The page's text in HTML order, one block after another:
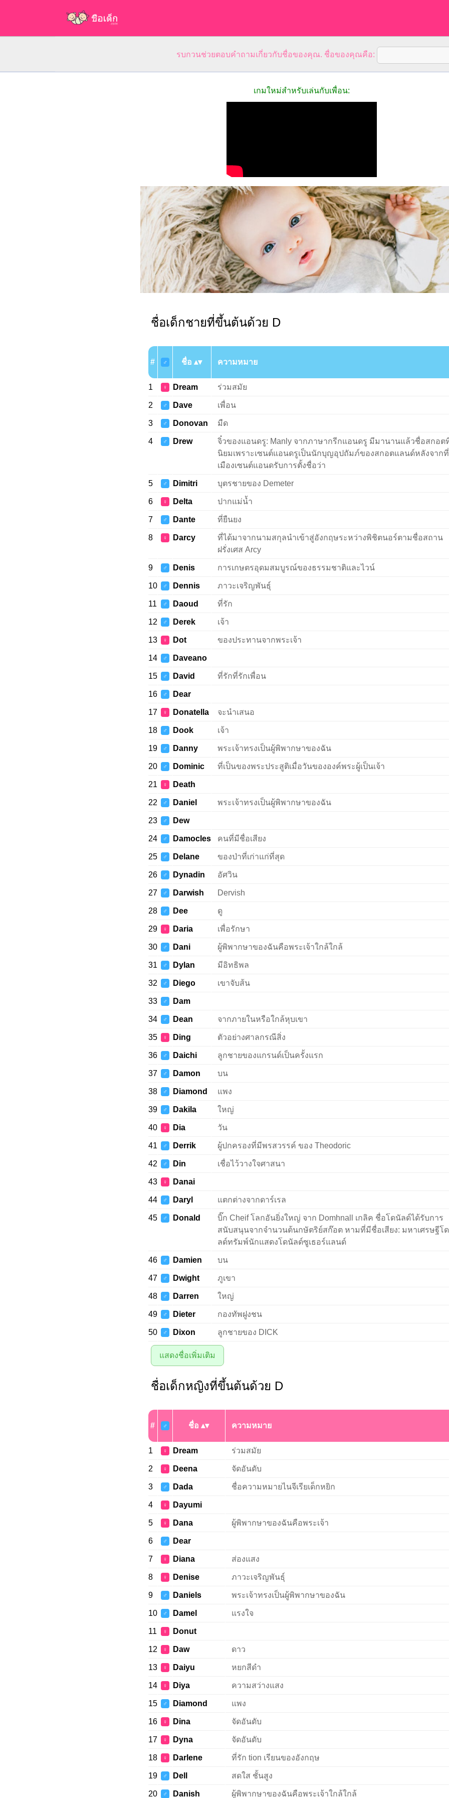
รบกวนช่วยตอบคำถามเกี่ยวกับชื่อของคุณ. ชื่อของคุณคือ:
เกมใหม่สำหรับเล่นกับเพื่อน:
ชื่อเด็กชายที่ขึ้นต้นด้วย D
# ♂ ชื่อ ความหมาย
1 ♀ Dream ร่วมสมัย
2 ♂ Dave เพื่อน
3 ♂ Donovan มืด
4 ♂ Drew
จิ๋วของแอนดรู: Manly จากภาษากรีกแอนดรู มีมานานแล้วชื่อสกอต
นิยมเพราะเซนต์แอนดรูเป็นนักบุญอุปถัมภ์ของสกอตแลนด์หลังจากที่
เมืองเซนต์แอนดรับการตั้งชื่อว่า
5 ♂ Dimitri บุตรชายของ Demeter
6 ♀ Delta ปากแม่น้ำ
7 ♂ Dante ที่ยืนยง
8 ♀ Darcy
ที่ได้มาจากนามสกุลนำเข้าสู่อังกฤษระหว่างพิชิตนอร์ตามชื่อสถาน
ฝรั่งเศส Arcy
9 ♂ Denis การเกษตรอุดมสมบูรณ์ของธรรมชาติและไวน์
10 ♂ Dennis ภาวะเจริญพันธุ์
11 ♂ Daoud ที่รัก
12 ♂ Derek เจ้า
13 ♀ Dot ของประทานจากพระเจ้า
14 ♂ Daveano
15 ♂ David ที่รักที่รักเพื่อน
16 ♂ Dear
17 ♀ Donatella จะนำเสนอ
18 ♂ Dook เจ้า
19 ♂ Danny พระเจ้าทรงเป็นผู้พิพากษาของฉัน
20 ♂ Dominic ที่เป็นของพระประสูติเมื่อวันขององค์พระผู้เป็นเจ้า
21 ♀ Death
22 ♂ Daniel พระเจ้าทรงเป็นผู้พิพากษาของฉัน
23 ♂ Dew
24 ♂ Damocles คนที่มีชื่อเสียง
25 ♂ Delane ของป่าที่เก่าแก่ที่สุด
26 ♂ Dynadin อัศวิน
27 ♂ Darwish Dervish
28 ♂ Dee ดู
29 ♀ Daria เพื่อรักษา
30 ♂ Dani ผู้พิพากษาของฉันคือพระเจ้าใกล้ใกล้
31 ♂ Dylan มีอิทธิพล
32 ♂ Diego เขาจับส้น
33 ♂ Dam
34 ♂ Dean จากภายในหรือใกล้หุบเขา
35 ♀ Ding ตัวอย่างศาลกรณีสิ่ง
36 ♂ Daichi ลูกชายของแกรนด์เป็นครั้งแรก
37 ♂ Damon บน
38 ♂ Diamond แพง
39 ♂ Dakila ใหญ่
40 ♀ Dia วัน
41 ♂ Derrik ผู้ปกครองที่มีพรสวรรค์ ของ Theodoric
42 ♂ Din เชื่อไว้วางใจศาสนา
43 ♀ Danai
44 ♂ Daryl แตกต่างจากดาร์เรล
45 ♂ Donald
บิ๊ก Cheif โลกอันยิ่งใหญ่ จาก Domhnall เกลิค ชื่อโดนัลด์ได้รับการ
สนับสนุนจากจำนวนต้นกษัตริย์สก๊อต หามที่มีชื่อเสียง: มหาเศรษฐีโ
ลด์ทรัมพ์นักแสดงโดนัลด์ซูเธอร์แลนด์
46 ♂ Damien บน
47 ♂ Dwight ภูเขา
48 ♂ Darren ใหญ่
49 ♂ Dieter กองทัพฝูงชน
50 ♂ Dixon ลูกชายของ DICK
แสดงชื่อเพิ่มเติม
ชื่อเด็กหญิงที่ขึ้นต้นด้วย D
# ♂ ชื่อ ความหมาย
1 ♀ Dream ร่วมสมัย
2 ♀ Deena จัดอันดับ
3 ♂ Dada ชื่อความหมายไนจีเรียเด็กหยิก
4 ♀ Dayumi
5 ♀ Dana ผู้พิพากษาของฉันคือพระเจ้า
6 ♂ Dear
7 ♀ Diana ส่องแสง
8 ♀ Denise ภาวะเจริญพันธุ์
9 ♂ Daniels พระเจ้าทรงเป็นผู้พิพากษาของฉัน
10 ♂ Damel แรงใจ
11 ♀ Donut
12 ♀ Daw ดาว
13 ♀ Daiyu หยกสีดำ
14 ♀ Diya ความสว่างแสง
15 ♂ Diamond แพง
16 ♀ Dina จัดอันดับ
17 ♀ Dyna จัดอันดับ
18 ♀ Darlene ที่รัก tion เรียนของอังกฤษ
19 ♂ Dell สดใส ชั้นสูง
20 ♂ Danish ผู้พิพากษาของฉันคือพระเจ้าใกล้ใกล้